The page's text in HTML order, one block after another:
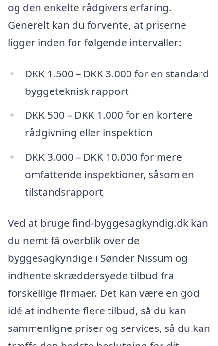
og den enkelte rådgivers erfaring.
Generelt kan du forvente, at priserne
ligger inden for følgende intervaller:
DKK 1.500 – DKK 3.000 for en standard
byggeteknisk rapport
DKK 500 – DKK 1.000 for en kortere
rådgivning eller inspektion
DKK 3.000 – DKK 10.000 for mere
omfattende inspektioner, såsom en
tilstandsrapport
Ved at bruge find-byggesagkyndig.dk kan
du nemt få overblik over de
byggesagkyndige i Sønder Nissum og
indhente skræddersyede tilbud fra
forskellige firmaer. Det kan være en god
idé at indhente flere tilbud, så du kan
sammenligne priser og services, så du kan